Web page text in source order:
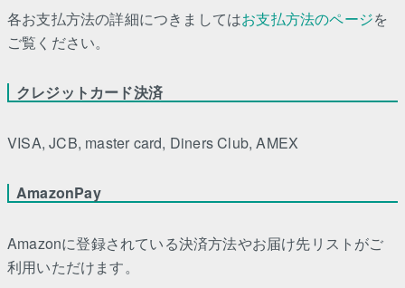
各お支払方法の詳細につきましてはお支払方法のページを
ご覧ください。
クレジットカード決済
VISA, JCB, master card, Diners Club, AMEX
AmazonPay
Amazonに登録されている決済方法やお届け先リストがご
利用いただけます。